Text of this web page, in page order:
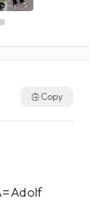
Copy